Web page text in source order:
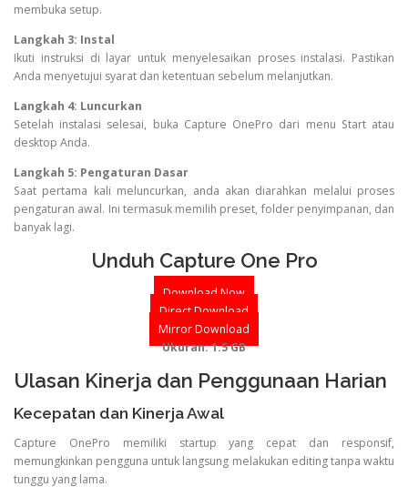
membuka setup.
Langkah 3: Instal
Ikuti instruksi di layar untuk menyelesaikan proses instalasi. Pastikan
Anda menyetujui syarat dan ketentuan sebelum melanjutkan.
Langkah 4: Luncurkan
Setelah instalasi selesai, buka Capture OnePro dari menu Start atau
desktop Anda.
Langkah 5: Pengaturan Dasar
Saat pertama kali meluncurkan, anda akan diarahkan melalui proses
pengaturan awal. Ini termasuk memilih preset, folder penyimpanan, dan
banyak lagi.
Unduh Capture One Pro
Download Now
Direct Download
Mirror Download
Ukuran: 1.5 GB
Ulasan Kinerja dan Penggunaan Harian
Kecepatan dan Kinerja Awal
Capture OnePro memiliki startup yang cepat dan responsif,
memungkinkan pengguna untuk langsung melakukan editing tanpa waktu
tunggu yang lama.